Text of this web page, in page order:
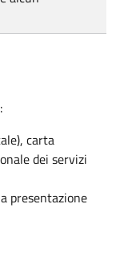
carta
dei servizi
presentazione